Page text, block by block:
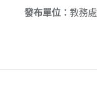
發布單位： 教務處